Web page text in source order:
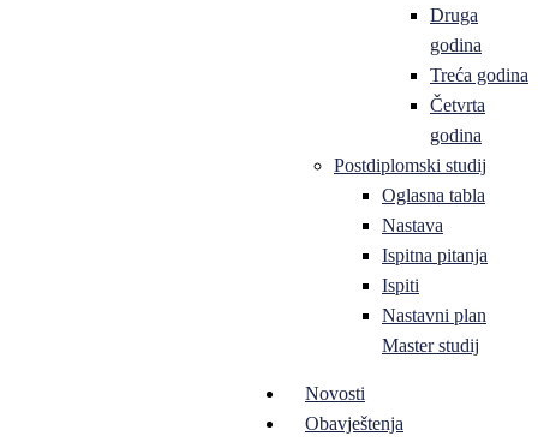
Druga
godina
Treća godina
Četvrta
godina
Postdiplomski studij
Oglasna tabla
Nastava
Ispitna pitanja
Ispiti
Nastavni plan
Master studij
Novosti
Obavještenja